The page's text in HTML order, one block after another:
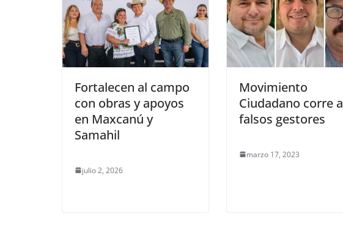
Fortalecen al campo
con obras y apoyos
en Maxcanú y
Samahil
julio 2, 2026
Movimiento
Ciudadano corre a
falsos gestores
marzo 17, 2023